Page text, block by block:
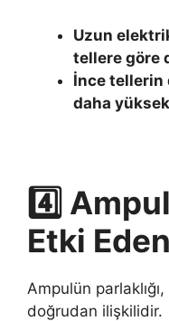
Uzun
tellere göre
İnce tellerin
daha
4️⃣
Etki
Ampulün
doğrudan ilişkilidir.